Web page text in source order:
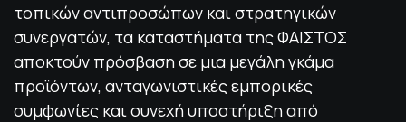
τοπικών αντιπροσώπων και στρατηγικών
συνεργατών, τα καταστήματα της ΦΑΙΣΤΟΣ
αποκτούν πρόσβαση σε μια μεγάλη γκάμα
προϊόντων, ανταγωνιστικές εμπορικές
συμφωνίες και συνεχή υποστήριξη από